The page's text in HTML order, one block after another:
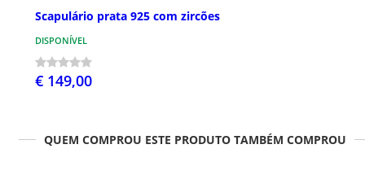
Scapulário prata 925 com zircões
DISPONÍVEL
€ 149,00
QUEM COMPROU ESTE PRODUTO TAMBÉM COMPROU